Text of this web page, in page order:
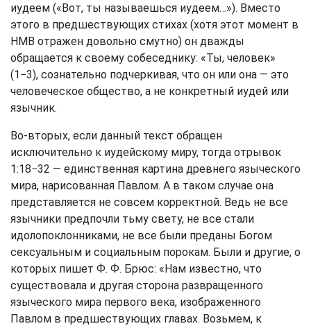
иудеем («Вот, ты называешься иудеем…»). Вместо
этого в предшествующих стихах (хотя этот момент в
НМВ отражен довольно смутно) он дважды
обращается к своему собеседнику: «Ты, человек»
(1−3), сознательно подчеркивая, что он или она — это
человеческое общество, а не конкретный иудей или
язычник.
Во-вторых, если данный текст обращен
исключительно к иудейскому миру, тогда отрывок
1:18−32 — единственная картина древнего языческого
мира, нарисованная Павлом. А в таком случае она
представляется не совсем корректной. Ведь не все
язычники предпочли тьму свету, не все стали
идолопоклонниками, не все были преданы Богом
сексуальным и социальным порокам. Были и другие, о
которых пишет Ф. Ф. Брюс: «Нам известно, что
существовала и другая сторона развращенного
языческого мира первого века, изображенного
Павлом в предшествующих главах. Возьмем, к